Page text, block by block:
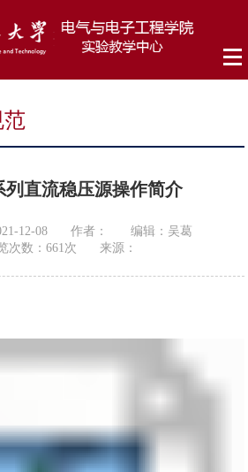
列直流稳压源操作简介
12-08 作者：
编辑：吴葛
次数： 661次 来源：